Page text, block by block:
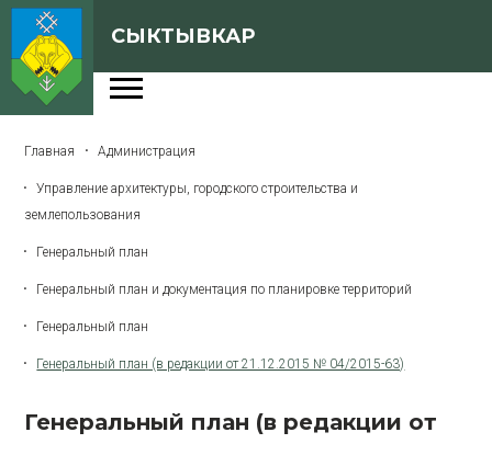
СЫКТЫВКАР
Генеральный план
О Сыктывкаре
Бюджет города
Архивная версия сайта
Версия для слабовидящих
Главная Администрация
Управление архитектуры, городского строительства и
землепользования
Генеральный план
Генеральный план и документация по планировке территорий
Генеральный план
Генеральный план (в редакции от 21.12.2015 № 04/2015-63)
Генеральный план (в редакции от